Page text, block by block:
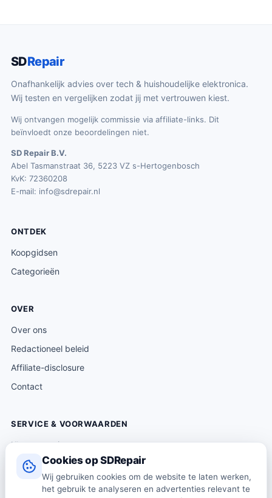
Cookies op SDRepair
Wij gebruiken cookies om de website te laten werken,
het gebruik te analyseren en advertenties relevant te
SDRepair
Onafhankelijk advies over tech & huishoudelijke elektronica.
Wij testen en vergelijken zodat jij met vertrouwen kiest.
Wij ontvangen mogelijk commissie via affiliate-links. Dit
beïnvloedt onze beoordelingen niet.
SD Repair B.V.
Abel Tasmanstraat 36, 5223 VZ s-Hertogenbosch
KvK: 72360208
E-mail: info@sdrepair.nl
ONTDEK
Koopgidsen
Categorieën
OVER
Over ons
Redactioneel beleid
Affiliate-disclosure
Contact
SERVICE & VOORWAARDEN
Klantenservice
Verzending & levering
Retourneren